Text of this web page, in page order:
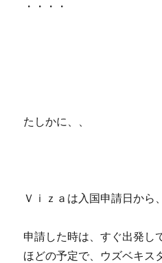
・・・・
たしかに、、
Ｖｉｚａは入国申請日から
申請した時は、すぐ出発し
ほどの予定で、ウズベキス